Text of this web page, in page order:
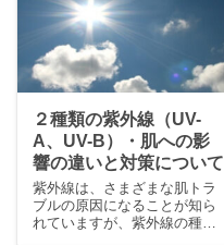
２種類の紫外線（UV-
A、UV-B）・肌への影
響の違いと対策について
紫外線は、さまざまな肌トラ
ブルの原因になることが知ら
れていますが、紫外線の種類